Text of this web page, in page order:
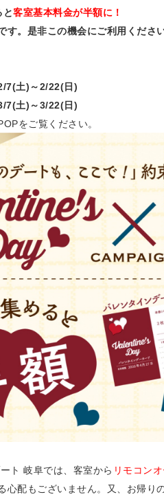
と客室基本料金が半額に！
す。是非この機会にご利用ください
7(土)～2/22(日)
7(土)～3/22(日)
をご覧ください。
ト 岐阜では、客室から リモコン
心配もございません。又、お帰り